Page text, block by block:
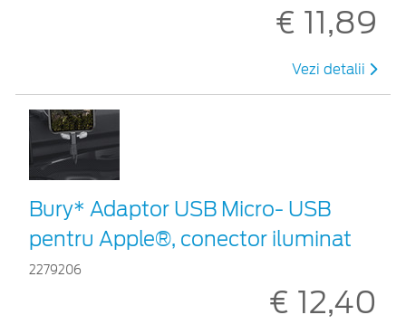
€ 11,89
Vezi detalii
Bury* Adaptor USB Micro- USB
pentru Apple®, conector iluminat
2279206
€ 12,40